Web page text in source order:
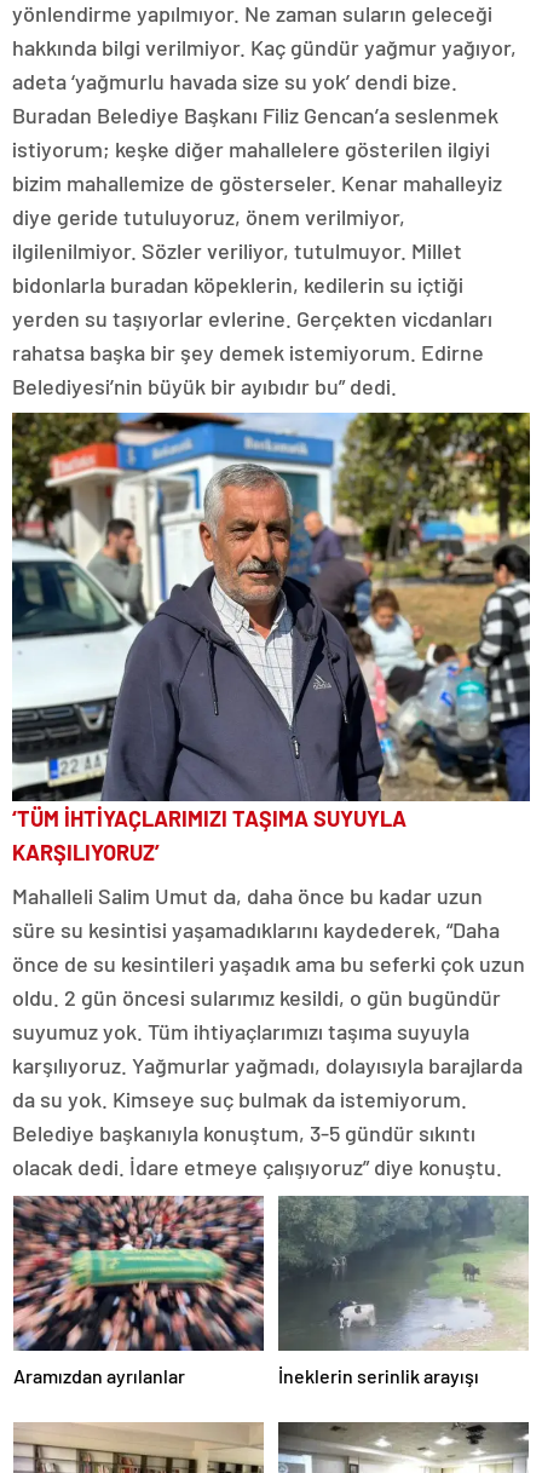
yönlendirme yapılmıyor. Ne zaman suların geleceği
hakkında bilgi verilmiyor. Kaç gündür yağmur yağıyor,
adeta ‘yağmurlu havada size su yok’ dendi bize.
Buradan Belediye Başkanı Filiz Gencan’a seslenmek
istiyorum; keşke diğer mahallelere gösterilen ilgiyi
bizim mahallemize de gösterseler. Kenar mahalleyiz
diye geride tutuluyoruz, önem verilmiyor,
ilgilenilmiyor. Sözler veriliyor, tutulmuyor. Millet
bidonlarla buradan köpeklerin, kedilerin su içtiği
yerden su taşıyorlar evlerine. Gerçekten vicdanları
rahatsa başka bir şey demek istemiyorum. Edirne
Belediyesi’nin büyük bir ayıbıdır bu” dedi.
‘TÜM İHTİYAÇLARIMIZI TAŞIMA SUYUYLA
KARŞILIYORUZ’
Mahalleli Salim Umut da, daha önce bu kadar uzun
süre su kesintisi yaşamadıklarını kaydederek, “Daha
önce de su kesintileri yaşadık ama bu seferki çok uzun
oldu. 2 gün öncesi sularımız kesildi, o gün bugündür
suyumuz yok. Tüm ihtiyaçlarımızı taşıma suyuyla
karşılıyoruz. Yağmurlar yağmadı, dolayısıyla barajlarda
da su yok. Kimseye suç bulmak da istemiyorum.
Belediye başkanıyla konuştum, 3-5 gündür sıkıntı
olacak dedi. İdare etmeye çalışıyoruz” diye konuştu.
Aramızdan ayrılanlar İneklerin serinlik arayışı